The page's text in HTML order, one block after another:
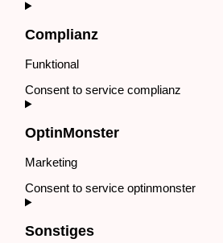
Complianz
Funktional
Consent to service complianz
OptinMonster
Marketing
Consent to service optinmonster
Sonstiges